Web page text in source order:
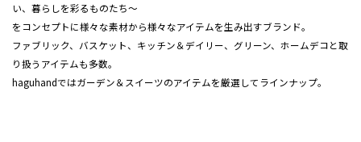
い、暮らしを彩るものたち～
をコンセプトに様々な素材から様々なアイテムを生み出すブランド。
ファブリック、バスケット、キッチン＆デイリー、グリーン、ホームデコと取
り扱うアイテムも多数。
haguhandではガーデン＆スイーツのアイテムを厳選してラインナップ。